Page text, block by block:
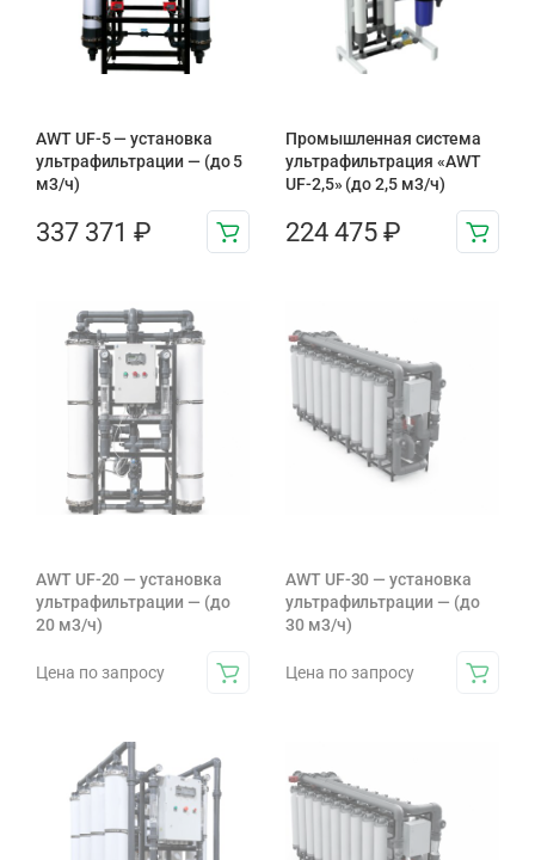
AWT UF-5 — установка
ультрафильтрации — (до 5
м3/ч)
337 371 ₽
Промышленная система
ультрафильтрация «AWT
UF-2,5» (до 2,5 м3/ч)
224 475 ₽
AWT UF-20 — установка
ультрафильтрации — (до
20 м3/ч)
Цена по запросу
AWT UF-30 — установка
ультрафильтрации — (до
30 м3/ч)
Цена по запросу